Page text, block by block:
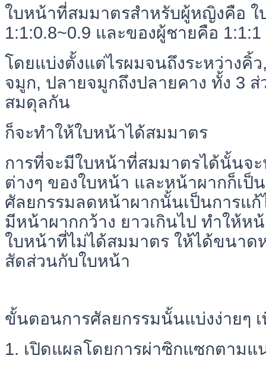
ใบหน้าที่สมมาตรสำหรับผู้หญิงคือ
1:1:0.8~0.9 และของผู้ชายคือ 1:1:1
โดยแบ่งตั้งแต่ไรผมจนถึงระหว่างคิ้
จมูก, ปลายจมูกถึงปลายคาง ทั้ง 3
สมดุลกัน
ก็จะทำให้ใบหน้าได้สมมาตร
การที่จะมีใบหน้าที่สมมาตรได้นั้นจ
ต่างๆ ของใบหน้า และหน้าผากก็เป็
ศัลยกรรมลดหน้าผากนั้นเป็นการแ
มีหน้าผากกว้าง ยาวเกินไป ทำให้
ใบหน้าที่ไม่ได้สมมาตร ให้ได้ขนาด
สัดส่วนกับใบหน้า
ขั้นตอนการศัลยกรรมนั้นแบ่งง่ายๆ
1. เปิดแผลโดยการผ่าซิกแซกตามแ